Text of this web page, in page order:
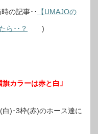
の記事･･ 【UMAJOの
ら･･？ )
旗カラーは赤と白｣
)･3枠(赤)のホース達に